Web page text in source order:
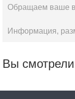
Обращаем ваше
Информация,
Вы